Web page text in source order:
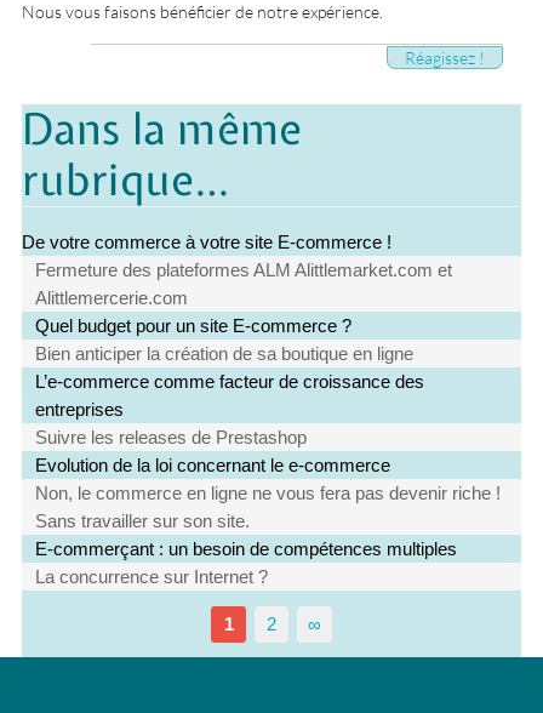
Nous vous faisons bénéficier de notre expérience.
Réagissez !
Dans la même
rubrique…
De votre commerce à votre site E-commerce !
Fermeture des plateformes ALM Alittlemarket.com et
Alittlemercerie.com
Quel budget pour un site E-commerce ?
Bien anticiper la création de sa boutique en ligne
L’e-commerce comme facteur de croissance des
entreprises
Suivre les releases de Prestashop
Evolution de la loi concernant le e-commerce
Non, le commerce en ligne ne vous fera pas devenir riche !
Sans travailler sur son site.
E-commerçant : un besoin de compétences multiples
La concurrence sur Internet ?
1 2 ∞